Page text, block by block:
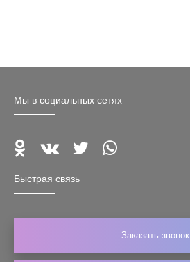
Мы в социальных сетях
Быстрая связь
Заказать звонок